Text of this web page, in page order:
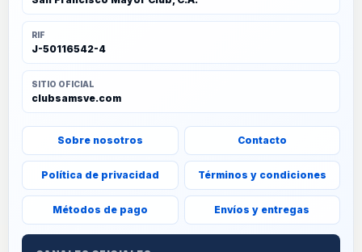
RIF
J-50116542-4
SITIO OFICIAL
clubsamsve.com
Sobre nosotros Contacto
Política de privacidad Términos y condiciones
Métodos de pago Envíos y entregas